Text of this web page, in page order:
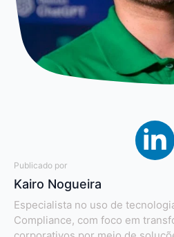
Publicado por
Kairo Nogueira
Especialista no uso de
Compliance, com foco em